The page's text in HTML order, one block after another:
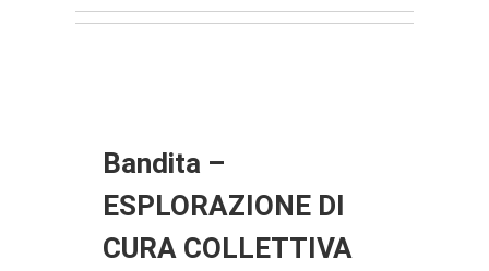
Bandita –
ESPLORAZIONE DI
CURA COLLETTIVA